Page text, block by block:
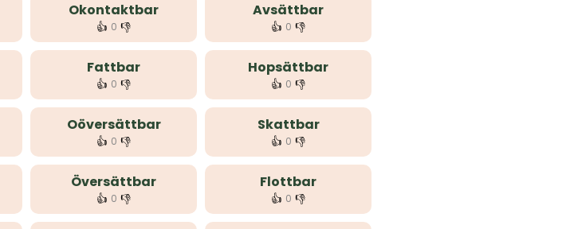
Okontaktbar
👍 0 👎
Avsättbar
👍 0 👎
Fattbar
👍 0 👎
Hopsättbar
👍 0 👎
Oöversättbar
👍 0 👎
Skattbar
👍 0 👎
Översättbar
👍 0 👎
Flottbar
👍 0 👎